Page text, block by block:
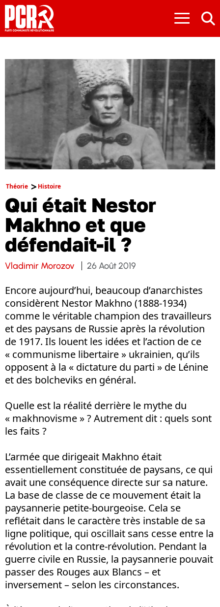
≡
Théorie Histoire
Qui était Nestor
Makhno et que
défendait-il ?
Vladimir Morozov 26 Août 2019
Encore aujourd’hui, beaucoup d’anarchistes
considèrent Nestor Makhno (1888-1934)
comme le véritable champion des travailleurs
et des paysans de Russie après la révolution
de 1917. Ils louent les idées et l’action de ce
« communisme libertaire » ukrainien, qu’ils
opposent à la « dictature du parti » de Lénine
et des bolcheviks en général.
Quelle est la réalité derrière le mythe du
« makhnovisme » ? Autrement dit : quels sont
les faits ?
L’armée que dirigeait Makhno était
essentiellement constituée de paysans, ce qui
avait une conséquence directe sur sa nature.
La base de classe de ce mouvement était la
paysannerie petite-bourgeoise. Cela se
reflétait dans le caractère très instable de sa
ligne politique, qui oscillait sans cesse entre la
révolution et la contre-révolution. Pendant la
guerre civile en Russie, la paysannerie pouvait
passer des Rouges aux Blancs – et
inversement – selon les circonstances.